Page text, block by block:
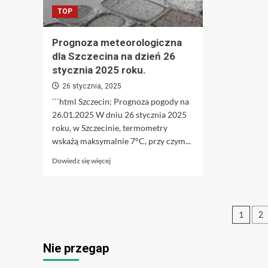
TOP
Prognoza meteorologiczna
dla Szczecina na dzień 26
stycznia 2025 roku.
26 stycznia, 2025
```html Szczecin: Prognoza pogody na
26.01.2025 W dniu 26 stycznia 2025
roku, w Szczecinie, termometry
wskażą maksymalnie 7°C, przy czym...
Dowiedz się więcejDowiedz
1 2
Nie przegap